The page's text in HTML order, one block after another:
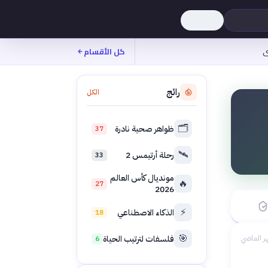
كل الأقسام
يومًا
ابدأ ←
الماضي
رائج الكل
🗂️ ظواهر صحية نادرة 37
🛰️ رحلة أرتيمس 2 33
🔥 مونديال كأس العالم
2026
27
⚡ الذكاء الاصطناعي 18
🎯 فلسفات لترتيب الحياة 6